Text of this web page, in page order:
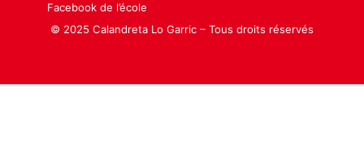
Facebook de l’école
© 2025 Calandreta Lo Garric – Tous droits réservés